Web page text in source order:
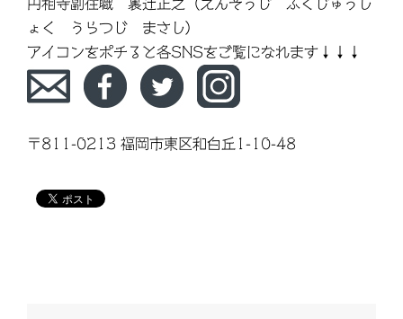
円相寺副住職 裏辻正之（えんそうじ ふくじゅうし
ょく うらつじ まさし）
アイコンをポチると各SNSをご覧になれます↓↓↓
〒811-0213 福岡市東区和白丘1-10-48